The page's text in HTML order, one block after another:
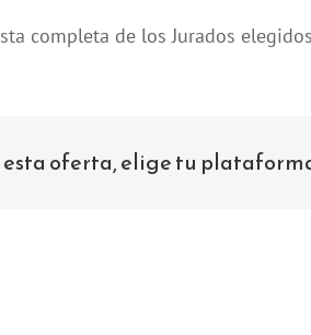
completa de los Jurados
esta oferta, elige tu